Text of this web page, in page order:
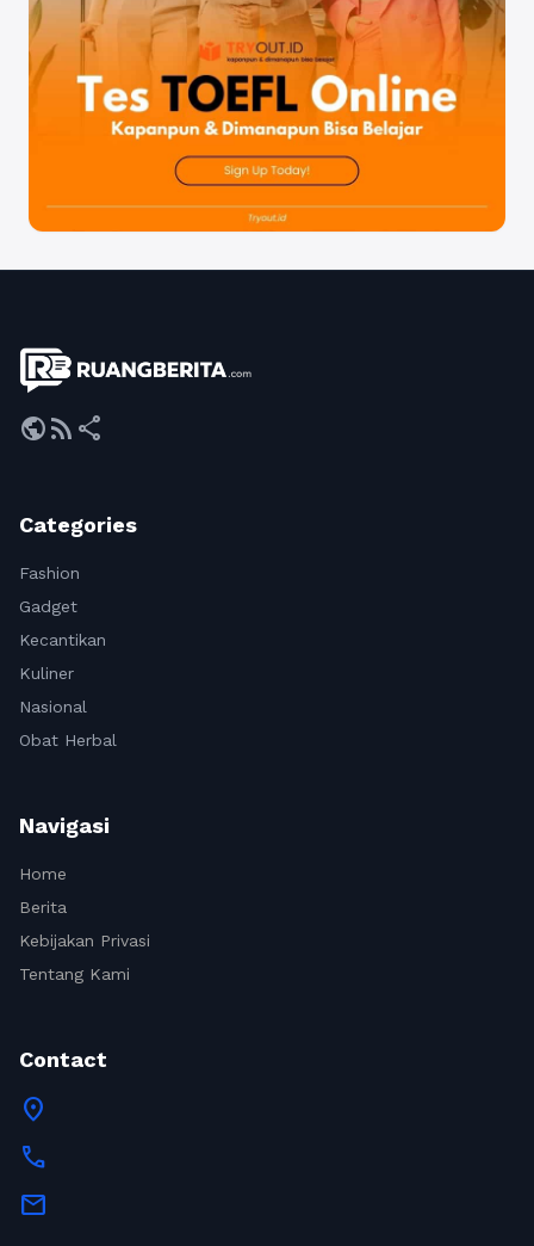
publicrss_feed share
Categories
Fashion
Gadget
Kecantikan
Kuliner
Nasional
Obat Herbal
Navigasi
Home
Berita
Kebijakan Privasi
Tentang Kami
Contact
location_on
call
mail